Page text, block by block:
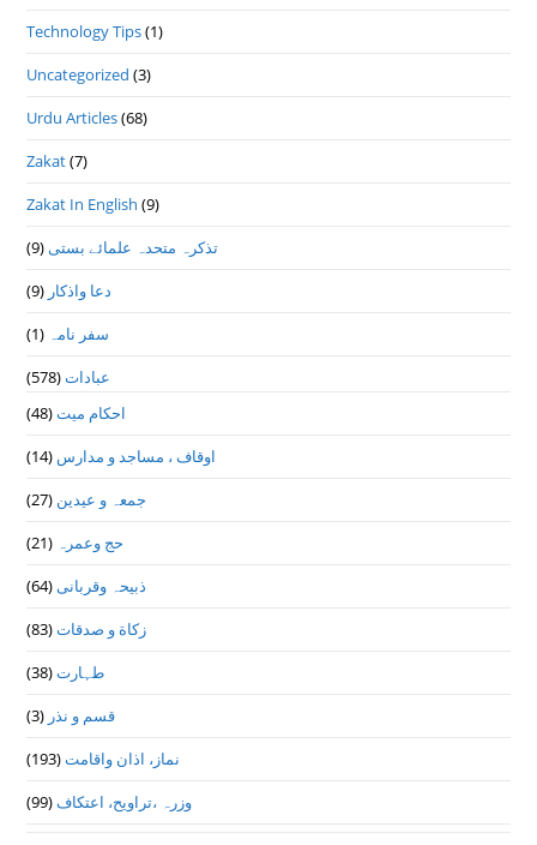
Technology Tips(1)
Uncategorized (3)
Urdu Articles(68)
Zakat(7)
Zakat In English (9)
تذكرہ متحدہ علمائے بستى (9)
دعا واذكار (9)
سفر نامہ
(1)
عبادات(578)
احکام میت(48)
اوقاف ، مساجد و مدارس (14)
جمعہ و عیدین (27)
حج وعمرہ
(21)
ذبیحہ وقربانی (64)
زکاة و صدقات(83)
طہارت(38)
قسم و نذر (3)
نماز، اذان واقامت(193)
وزرہ ،تراويح، اعتكاف(99)